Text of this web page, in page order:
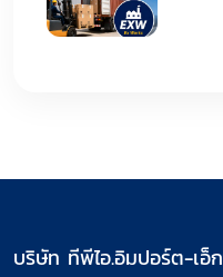
บริษัท ทีพีไอ.อิมปอร์ต-เ